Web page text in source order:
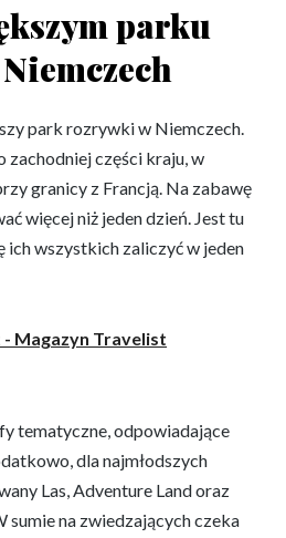
parku
park rozrywki w Niemczech.
zachodniej części kraju, w
granicy z Francją. Na zabawę
więcej niż jeden dzień. Jest tu
ich wszystkich zaliczyć w jeden
tematyczne, odpowiadające
dla najmłodszych
Las, Adventure Land oraz
na zwiedzających czeka